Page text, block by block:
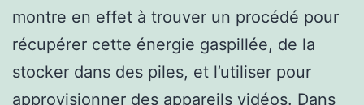
montre en effet à trouver un procédé pour
récupérer cette énergie gaspillée, de la
stocker dans des piles, et l’utiliser pour
approvisionner des appareils vidéos. Dans